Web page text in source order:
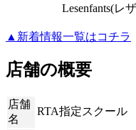
Lesenfants(レ
▲新着情報一覧はコチラ
店舗の概要
店舗
名
RTA指定スクール